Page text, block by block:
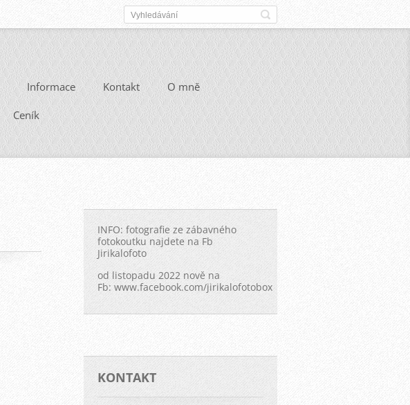
Informace Kontakt O mně
Ceník
INFO: fotografie ze zábavného
fotokoutku najdete na Fb
Jirikalofoto
od listopadu 2022 nově na
Fb: www.facebook.com/jirikalofotobox
KONTAKT